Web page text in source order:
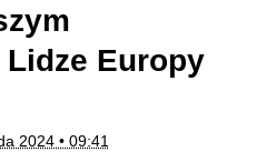
Europy
2024 • 09:41